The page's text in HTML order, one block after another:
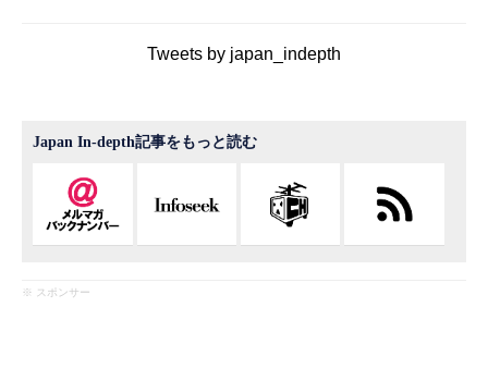
Tweets by japan_indepth
Japan In-depth記事をもっと読む
※ スポンサー